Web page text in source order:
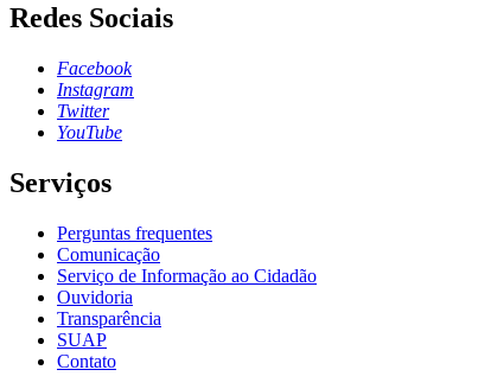
Redes Sociais
Facebook
Instagram
Twitter
YouTube
Serviços
Perguntas frequentes
Comunicação
Serviço de Informação ao Cidadão
Ouvidoria
Transparência
SUAP
Contato